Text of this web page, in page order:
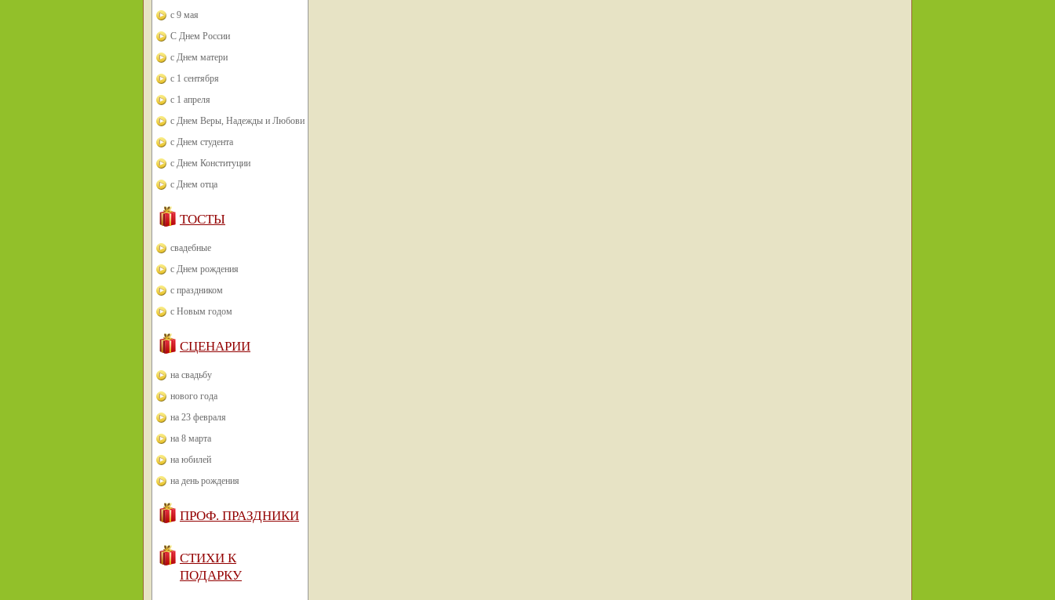
с 9 мая
С Днем России
с Днем матери
с 1 сентября
с 1 апреля
с Днем Веры, Надежды и Любови
с Днем студента
с Днем Конституции
с Днем отца
ТОСТЫ
свадебные
с Днем рождения
с праздником
с Новым годом
СЦЕНАРИИ
на свадьбу
нового года
на 23 февраля
на 8 марта
на юбилей
на день рождения
ПРОФ. ПРАЗДНИКИ
СТИХИ К
ПОДАРКУ